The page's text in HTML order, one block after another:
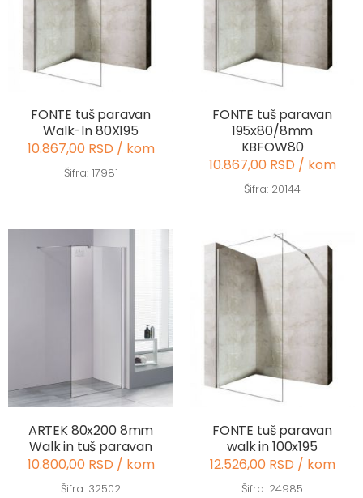
FONTE tuš paravan
Walk-In 80X195
10.867,00 RSD / kom
Šifra: 17981
FONTE tuš paravan
195x80/8mm
KBFOW80
10.867,00 RSD / kom
Šifra: 20144
ARTEK 80x200 8mm
Walk in tuš paravan
10.800,00 RSD / kom
Šifra: 32502
FONTE tuš paravan
walk in 100x195
12.526,00 RSD / kom
Šifra: 24985